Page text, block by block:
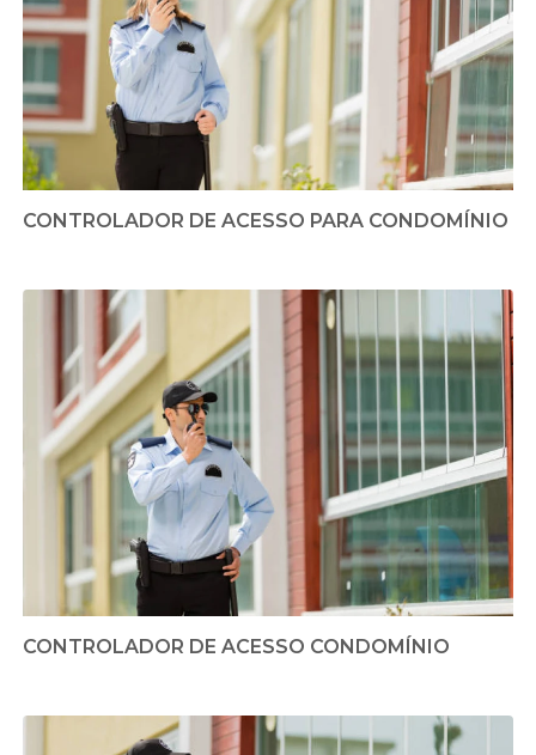
CONTROLADOR DE ACESSO PARA CONDOMÍNIO
CONTROLADOR DE ACESSO CONDOMÍNIO